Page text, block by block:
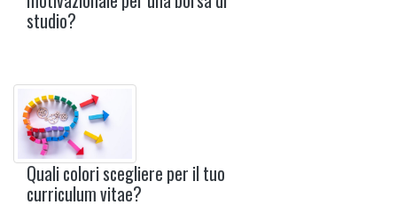
studio?
Quali colori scegliere per il tuo
curriculum vitae?